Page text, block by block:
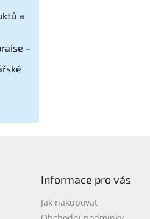
a
–
Informace pro vás
Jak nakupovat